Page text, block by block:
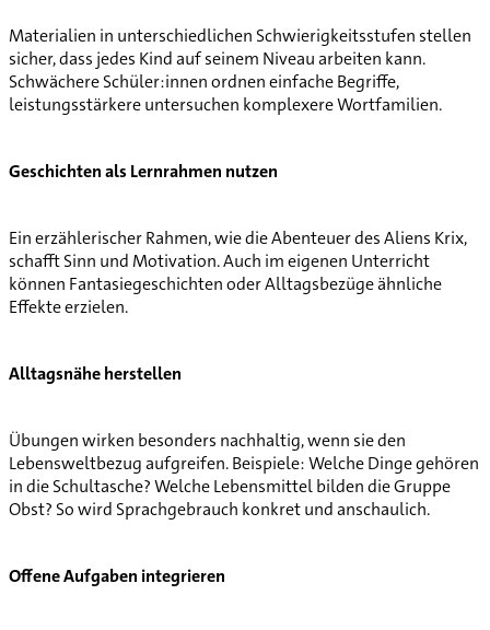
Materialien in unterschiedlichen Schwierigkeitsstufen stellen
sicher, dass jedes Kind auf seinem Niveau arbeiten kann.
Schwächere Schüler:innen ordnen einfache Begriffe,
leistungsstärkere untersuchen komplexere Wortfamilien.
Geschichten als Lernrahmen nutzen
Ein erzählerischer Rahmen, wie die Abenteuer des Aliens Krix,
schafft Sinn und Motivation. Auch im eigenen Unterricht
können Fantasiegeschichten oder Alltagsbezüge ähnliche
Effekte erzielen.
Alltagsnähe herstellen
Übungen wirken besonders nachhaltig, wenn sie den
Lebensweltbezug aufgreifen. Beispiele: Welche Dinge gehören
in die Schultasche? Welche Lebensmittel bilden die Gruppe
Obst? So wird Sprachgebrauch konkret und anschaulich.
Offene Aufgaben integrieren